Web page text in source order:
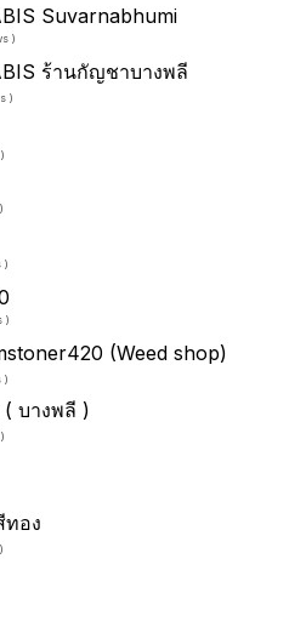
Suvarnabhumi
)
ร้านกัญชาบางพลี
)
)
)
(Weed shop)
)
( บางพลี )
ทอง